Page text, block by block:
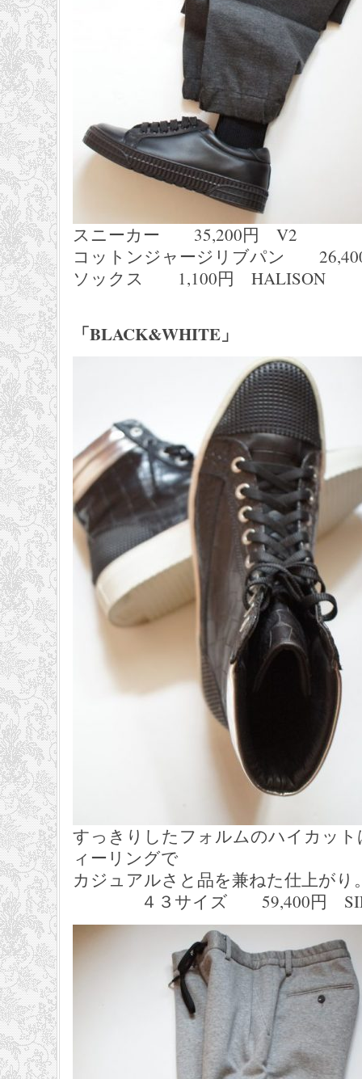
スニーカー 35,200円 V2
コットンジャージリブパン
ソックス 1,100円 HALISON
「BLACK&WHITE」
すっきりしたフォルムのハイカッ
ィーリングで
カジュアルさと品を兼ねた仕上がり
４３サイズ 59,400円